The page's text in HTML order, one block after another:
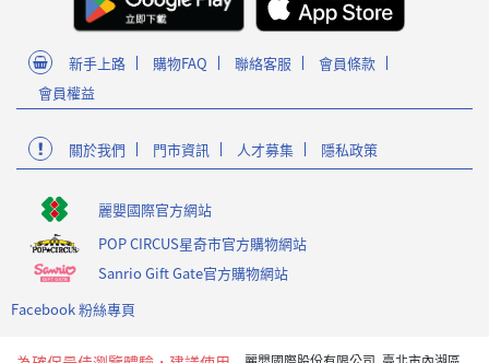
新手上路 購物FAQ 聯絡客服
會員條款
會員權益
關於我們 門市資訊 人才募集 隱私政策
麗嬰國際官方網站
POP CIRCUS星奇市官方購物網站
Sanrio Gift Gate官方購物網站
Facebook 粉絲專頁